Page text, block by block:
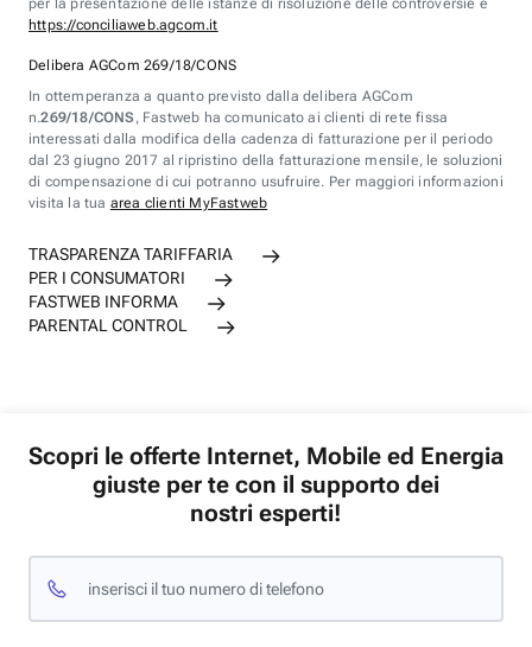
per la presentazione delle istanze di risoluzione delle controversie è
https://conciliaweb.agcom.it
Delibera AGCom 269/18/CONS
In ottemperanza a quanto previsto dalla delibera AGCom
n.269/18/CONS , Fastweb ha comunicato ai clienti di rete fissa
interessati dalla modifica della cadenza di fatturazione per il periodo
dal 23 giugno 2017 al ripristino della fatturazione mensile, le soluzioni
di compensazione di cui potranno usufruire. Per maggiori informazioni
visita la tua area clienti MyFastweb
TRASPARENZA TARIFFARIA
PER I CONSUMATORI
FASTWEB INFORMA
PARENTAL CONTROL
Scopri le offerte Internet, Mobile ed Energia
giuste per te con il supporto dei
nostri esperti!
inserisci il tuo numero di telefono